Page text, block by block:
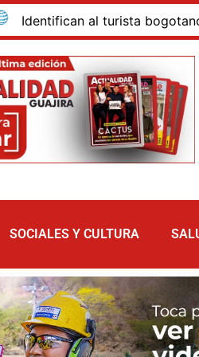
al turista bogotano que
SOCIALES Y CULTURA